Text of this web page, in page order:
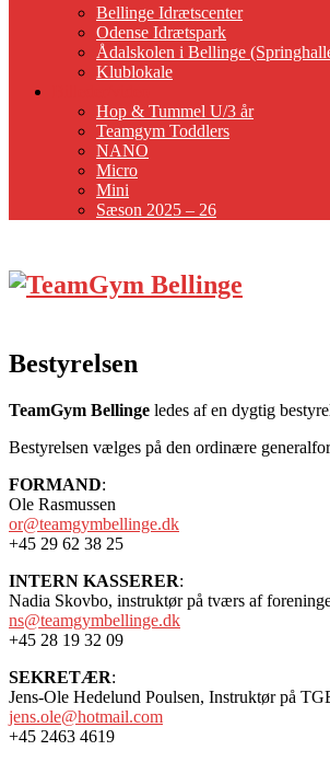
Bellinge Idrætscenter
Odense Idrætspark
Ådalskolen i Bellinge
Klublokale
Hop & Tummel U/3 år
Teamgym Toddlers
NANO
Micro
Mini
Sæson 2025 – 26
Bestyrelsen
TeamGym Bellinge ledes af en dygtig
Bestyrelsen vælges på den ordinære
FORMAND:
Ole Rasmussen
or@teamgymbellinge.dk
+45 29 62 38 25
INTERN KASSERER:
Nadia Skovbo, instruktør på tværs af
ns@teamgymbellinge.dk
+45 28 19 32 09
SEKRETÆR:
Jens-Ole Hedelund Poulsen, Instruktør på
jens.ole@hotmail.com
+45 2463 4619